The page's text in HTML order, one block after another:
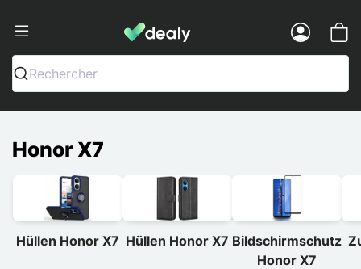
Dealy - Hüllen und Zubehör für
Rechercher
Honor X7
Hüllen Honor X7 Hüllen Honor X7 Bildschirmschutz
Honor X7